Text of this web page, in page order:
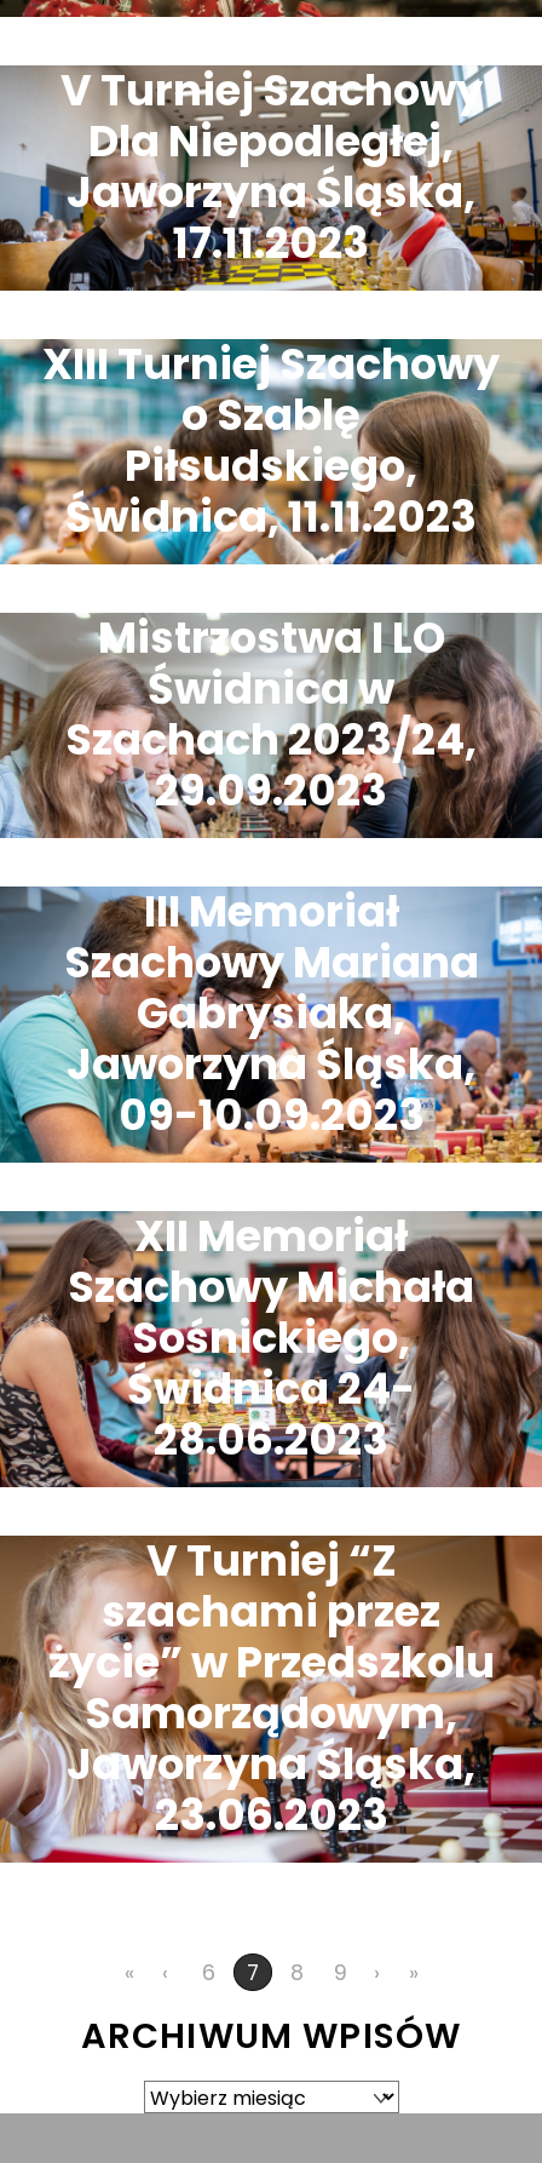
V Turniej Szachowy
Dla Niepodległej,
Jaworzyna Śląska,
17.11.2023
XIII Turniej Szachowy
o Szablę
Piłsudskiego,
Świdnica, 11.11.2023
Mistrzostwa I LO
Świdnica w
Szachach 2023/24,
29.09.2023
III Memoriał
Szachowy Mariana
Gabrysiaka,
Jaworzyna Śląska,
09-10.09.2023
XII Memoriał
Szachowy Michała
Sośnickiego,
Świdnica 24-
28.06.2023
V Turniej “Z
szachami przez
życie” w Przedszkolu
Samorządowym,
Jaworzyna Śląska,
23.06.2023
« ‹ 6 7 8 9 › »
ARCHIWUM WPISÓW
Archiwum